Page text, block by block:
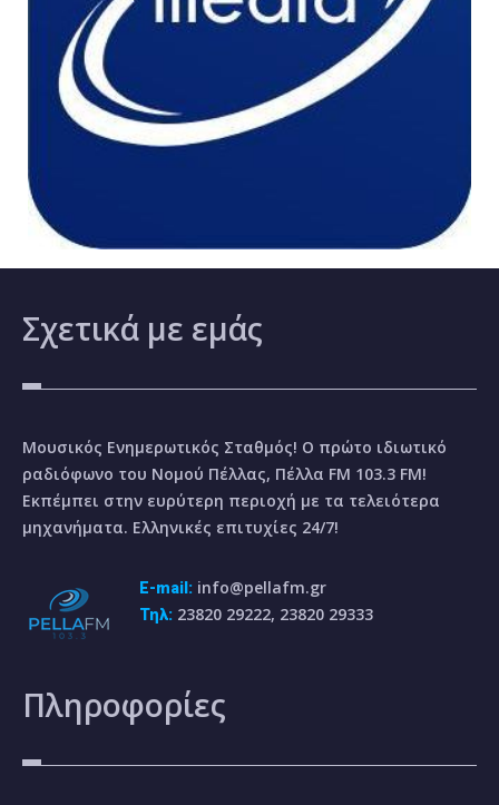
Σχετικά με εμάς
Μουσικός Ενημερωτικός Σταθμός! Ο πρώτο ιδιωτικό
ραδιόφωνο του Νομού Πέλλας, Πέλλα FM 103.3 FM!
Εκπέμπει στην ευρύτερη περιοχή με τα τελειότερα
μηχανήματα. Ελληνικές επιτυχίες 24/7!
E-mail: info@pellafm.gr
Τηλ: 23820 29222, 23820 29333
Πληροφορίες